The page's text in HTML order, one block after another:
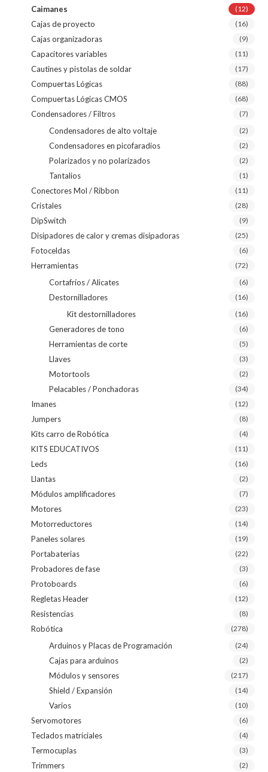
Caimanes (12)
Cajas de proyecto (16)
Cajas organizadoras (9)
Capacitores variables (11)
Cautines y pistolas de soldar (17)
Compuertas Lógicas (88)
Compuertas Lógicas CMOS (68)
Condensadores / Filtros (7)
Condensadores de alto voltaje (2)
Condensadores en picofaradios (2)
Polarizados y no polarizados (2)
Tantalios (1)
Conectores Mol / Ribbon (11)
Cristales (28)
DipSwitch (9)
Disipadores de calor y cremas disipadoras (25)
Fotoceldas (6)
Herramientas (72)
Cortafríos / Alicates (6)
Destornilladores (16)
Kit destornilladores (16)
Generadores de tono (6)
Herramientas de corte (5)
Llaves (3)
Motortools (2)
Pelacables / Ponchadoras (34)
Imanes (12)
Jumpers (8)
Kits carro de Robótica (4)
KITS EDUCATIVOS (11)
Leds (16)
Llantas (2)
Módulos amplificadores (7)
Motores (23)
Motorreductores (14)
Paneles solares (19)
Portabaterias (22)
Probadores de fase (3)
Protoboards (6)
Regletas Header (12)
Resistencias (8)
Robótica (278)
Arduinos y Placas de Programación (24)
Cajas para arduinos (2)
Módulos y sensores (217)
Shield / Expansión (14)
Varios (10)
Servomotores (6)
Teclados matriciales (4)
Termocuplas (3)
Trimmers (2)